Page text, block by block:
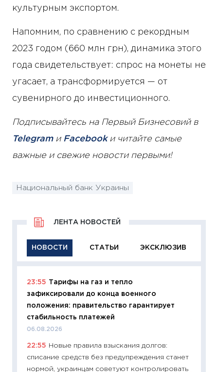
культурным экспортом.
Напомним, по сравнению с рекордным
2023 годом (660 млн грн), динамика этого
года свидетельствует: спрос на монеты не
угасает, а трансформируется — от
сувенирного до инвестиционного.
Подписывайтесь на Первый Бизнесовий в
Telegramи Facebookи читайте самые
важные и свежие новости первыми!
Национальный банк Украины
НОВОСТИ СТАТЬИ ЭКСКЛЮЗИВ
ЛЕНТА НОВОСТЕЙ
23:55 Тарифы на газ и тепло
зафиксировали до конца военного
положения: правительство гарантирует
стабильность платежей
06.08.2026
22:55
Новые правила взыскания долгов:
списание средств без предупреждения станет
нормой, украинцам советуют контролировать